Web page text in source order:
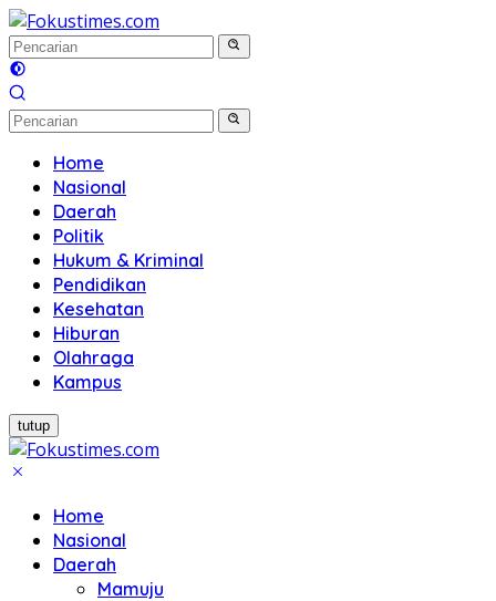
Langsung
ke
konten
Home
Nasional
Daerah
Politik
Hukum & Kriminal
Pendidikan
Kesehatan
Hiburan
Olahraga
Kampus
tutup
Home
Nasional
Daerah
Mamuju